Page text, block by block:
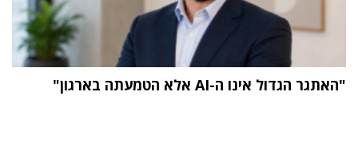
"האתגר הגדול אינו ה-AI אלא הטמעתה בארגון"